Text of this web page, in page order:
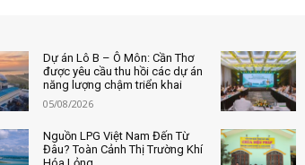
Dự án Lô B – Ô Môn: Cần Thơ
được yêu cầu thu hồi các dự án
năng lượng chậm triển khai
05/08/2026
Nguồn LPG Việt Nam Đến Từ
Đâu? Toàn Cảnh Thị Trường Khí